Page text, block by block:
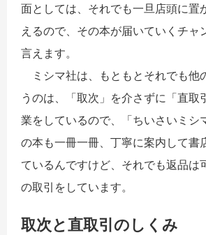
面としては、それでも一旦店頭に置
えるので、その本が届いていくチャ
言えます。
ミシマ社は、もともとそれでも他
うのは、「取次」を介さずに「直取
業をしているので、「ちいさいミシ
の本も一冊一冊、丁寧に案内して書
ているんですけど、それでも返品は
の取引をしています。
取次と直取引のしくみ